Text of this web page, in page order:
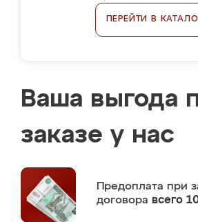
ПЕРЕЙТИ В
Ваша выгода
заказе у нас
Предоплата при
договора всего